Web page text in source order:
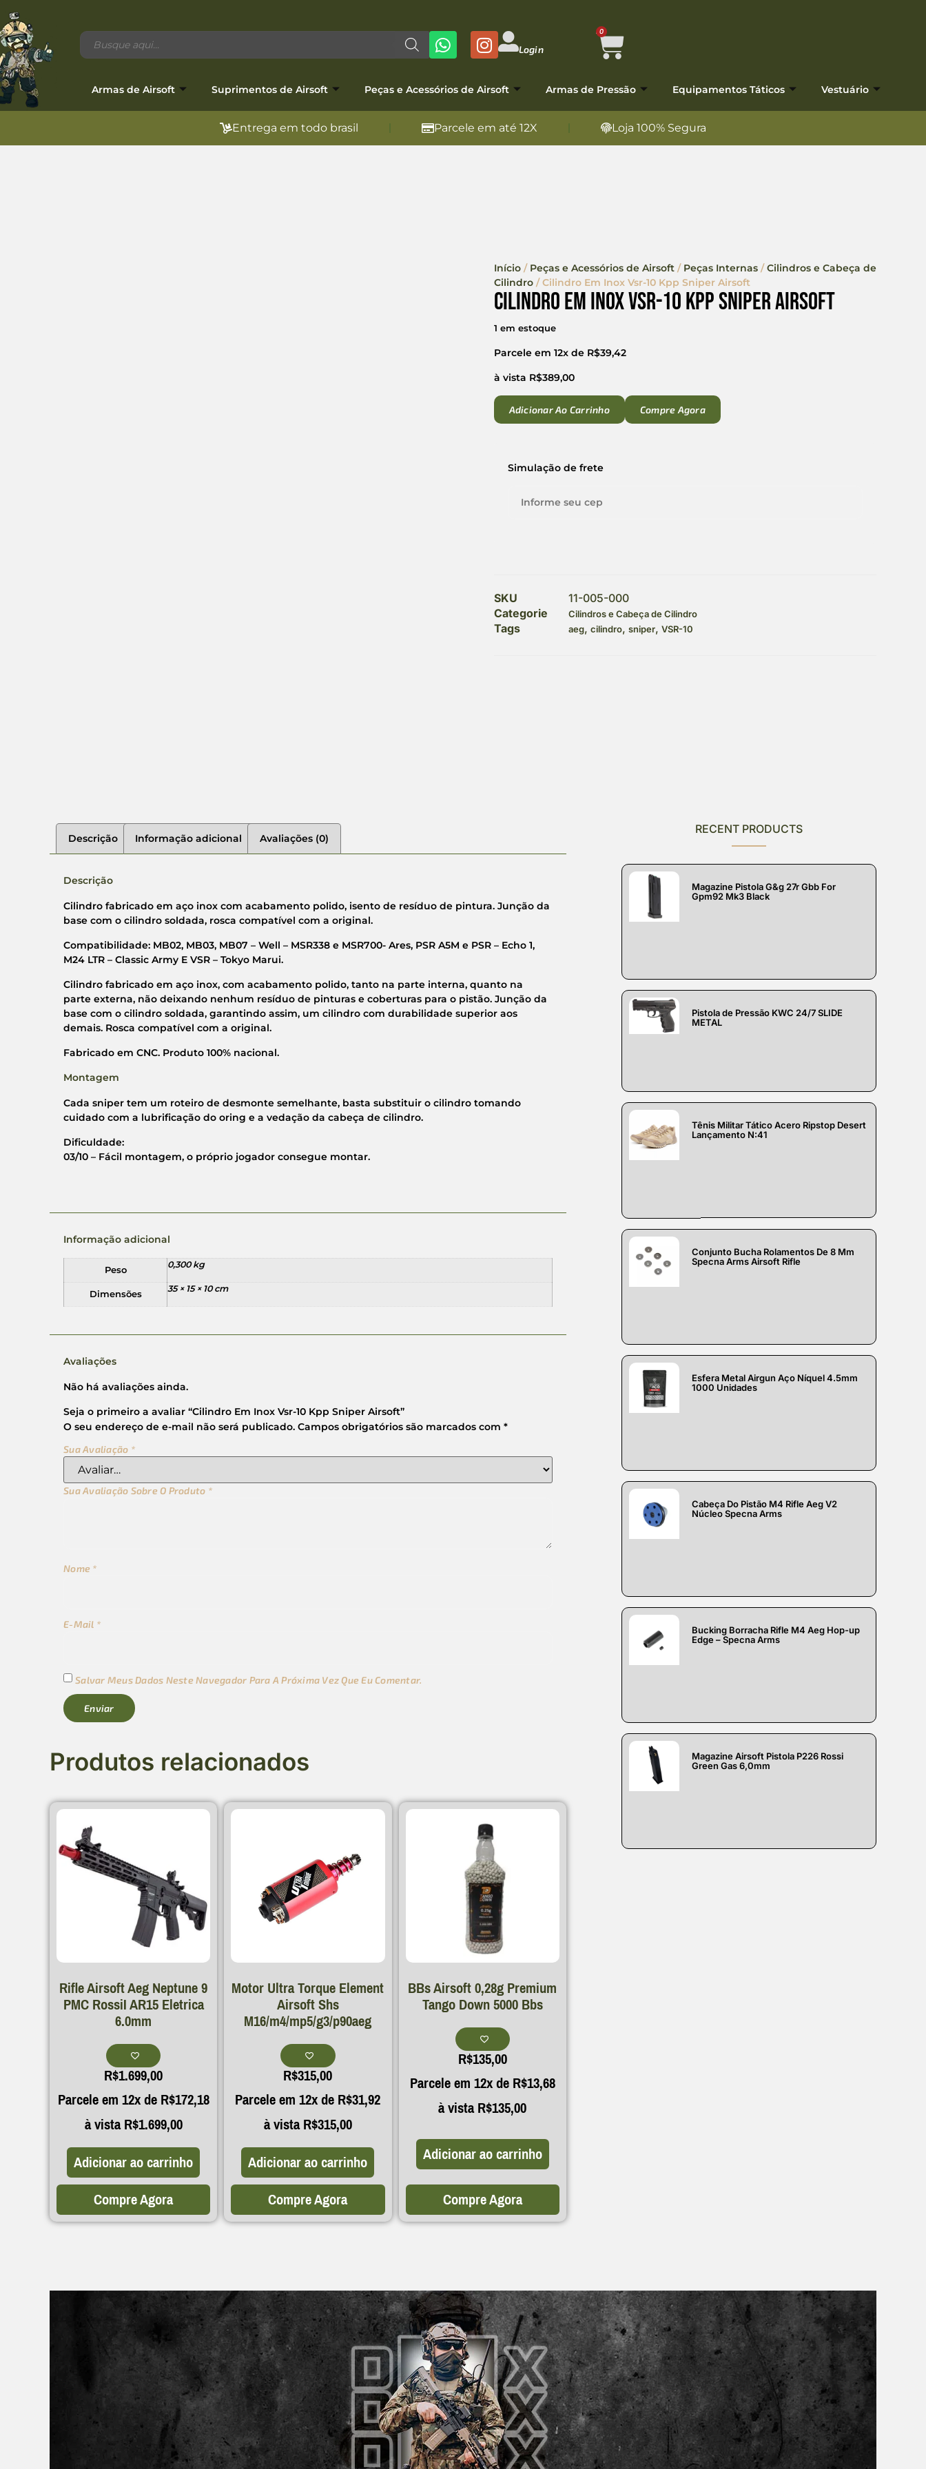
Login
0
Armas de Airsoft Suprimentos de Airsoft Peças e Acessórios de Airsoft Armas de Pressão Equipamentos Táticos Vestuário
Entrega em todo brasil Parcele em até 12X Loja 100% Segura
Início/ Peças e Acessórios de Airsoft/ Peças Internas/Cilindros e Cabeça de
Cilindro/ Cilindro Em Inox Vsr-10 Kpp Sniper Airsoft
Cilindro Em Inox Vsr-10 Kpp Sniper Airsoft
1 em estoque
Parcele em 12x de R$39,42
à vista R$389,00
Adicionar Ao Carrinho Compre Agora
Simulação de frete
SKU
11-005-000
Categorie
Cilindros e Cabeça de Cilindro
Tags aeg, cilindro, sniper, VSR-10
Descrição Informação adicional Avaliações (0)
Descrição
Cilindro fabricado em aço inox com acabamento polido, isento de resíduo de pintura. Junção da
base com o cilindro soldada, rosca compatível com a original.
Compatibilidade: MB02, MB03, MB07 – Well – MSR338 e MSR700- Ares, PSR A5M e PSR – Echo 1,
M24 LTR – Classic Army E VSR – Tokyo Marui.
Cilindro fabricado em aço inox, com acabamento polido, tanto na parte interna, quanto na
parte externa, não deixando nenhum resíduo de pinturas e coberturas para o pistão. Junção da
base com o cilindro soldada, garantindo assim, um cilindro com durabilidade superior aos
demais. Rosca compatível com a original.
Fabricado em CNC. Produto 100% nacional.
Montagem
Cada sniper tem um roteiro de desmonte semelhante, basta substituir o cilindro tomando
cuidado com a lubrificação do oring e a vedação da cabeça de cilindro.
Dificuldade:
03/10 – Fácil montagem, o próprio jogador consegue montar.
Informação adicional
Peso
0,300 kg
Dimensões
35 × 15 × 10 cm
Avaliações
Não há avaliações ainda.
Seja o primeiro a avaliar “Cilindro Em Inox Vsr-10 Kpp Sniper Airsoft”
O seu endereço de e-mail não será publicado. Campos obrigatórios são marcados com *
Sua Avaliação *
Sua Avaliação Sobre O Produto *
Nome *
E-Mail *
Salvar Meus Dados Neste Navegador Para A Próxima Vez Que Eu Comentar.
Produtos relacionados
Rifle Airsoft Aeg Neptune 9
PMC RossiI AR15 Eletrica
6.0mm
R$1.699,00
Parcele em 12x deR$172,18
à vistaR$1.699,00
Adicionar ao carrinho
Compre Agora
Motor Ultra Torque Element
Airsoft Shs
M16/m4/mp5/g3/p90aeg
R$315,00
Parcele em 12x deR$31,92
à vistaR$315,00
Adicionar ao carrinho
Compre Agora
BBs Airsoft 0,28g Premium
Tango Down 5000 Bbs
R$135,00
Parcele em 12x deR$13,68
à vistaR$135,00
Adicionar ao carrinho
Compre Agora
RECENT PRODUCTS
Magazine Pistola G&g 27r Gbb For
Gpm92 Mk3 Black
Pistola de Pressão KWC 24/7 SLIDE
METAL
Tênis Militar Tático Acero Ripstop Desert
Lançamento N:41
Conjunto Bucha Rolamentos De 8 Mm
Specna Arms Airsoft Rifle
Esfera Metal Airgun Aço Níquel 4.5mm
1000 Unidades
Cabeça Do Pistão M4 Rifle Aeg V2
Núcleo Specna Arms
Bucking Borracha Rifle M4 Aeg Hop-up
Edge – Specna Arms
Magazine Airsoft Pistola P226 Rossi
Green Gas 6,0mm